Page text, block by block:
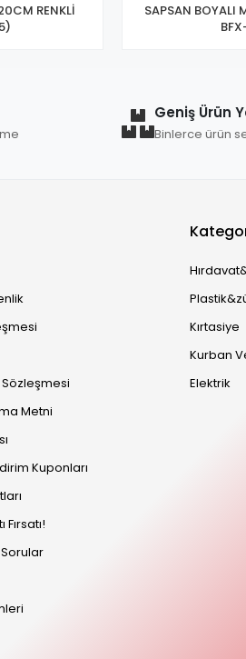
RENKLİ
SAPSAN BOYALI
Geniş Ürün
Binlerce ürün
Sözleşmesi
Metni
Kuponları
Fırsatı!
Kırtasiye
Kurban
Elektrik